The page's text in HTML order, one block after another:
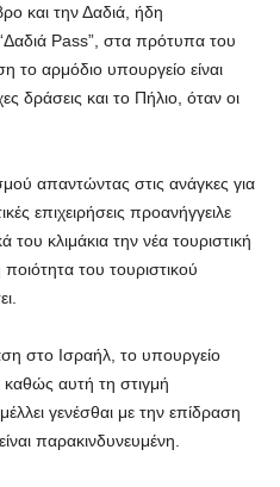
και την Δαδιά, ήδη
Pass”, στα πρότυπα του
το αρμόδιο υπουργείο είναι
δράσεις και το Πήλιο, όταν οι
απαντώντας στις ανάγκες για
επιχειρήσεις προανήγγειλε
του κλιμάκια την νέα τουριστική
του τουριστικού
στο Ισραήλ, το υπουργείο
καθώς αυτή τη στιγμή
γενέσθαι με την επίδραση
παρακινδυνευμένη.